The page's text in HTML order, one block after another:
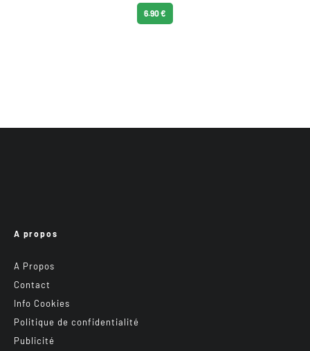
6.90 €
A propos
A Propos
Contact
Info Cookies
Politique de confidentialité
Publicité